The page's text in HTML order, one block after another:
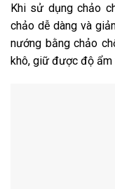
Khi sử dụng chảo
chảo dễ dàng và
nướng bằng chảo
khô, giữ được độ ẩm